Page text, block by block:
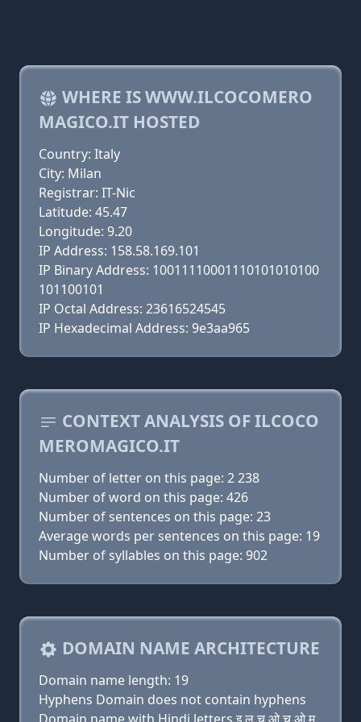
WHERE IS WWW.ILCOCOMERO
MAGICO.IT HOSTED
Country: Italy
City: Milan
Registrar: IT-Nic
Latitude: 45.47
Longitude: 9.20
IP Address: 158.58.169.101
IP Binary Address: 10011110001110101010100
101100101
IP Octal Address: 23616524545
IP Hexadecimal Address: 9e3aa965
CONTEXT ANALYSIS OF ILCOCO
MEROMAGICO.IT
Number of letter on this page: 2 238
Number of word on this page: 426
Number of sentences on this page: 23
Average words per sentences on this page: 19
Number of syllables on this page: 902
DOMAIN NAME ARCHITECTURE
Domain name length: 19
Hyphens Domain does not contain hyphens